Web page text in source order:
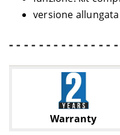
versione
- - - - - - - - - - - - - -
Warranty